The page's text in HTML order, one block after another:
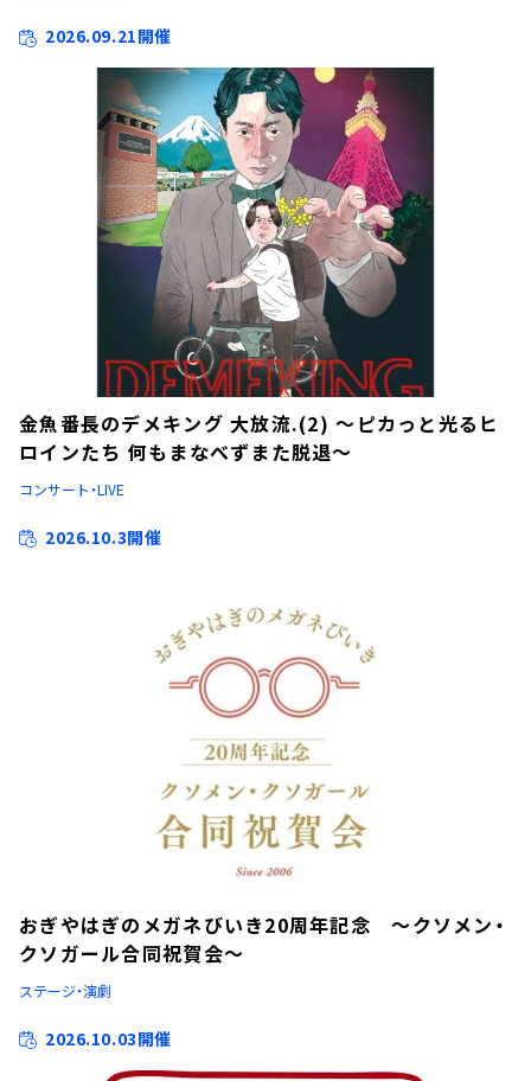
2026.09.21開催
金魚番長のデメキング 大放流.(2) ～ピカっと光るヒ
ロインたち 何もまなべずまた脱退～
コンサート・LIVE
2026.10.3開催
おぎやはぎのメガネびいき20周年記念 ～クソメン・
クソガール合同祝賀会～
ステージ・演劇
2026.10.03開催